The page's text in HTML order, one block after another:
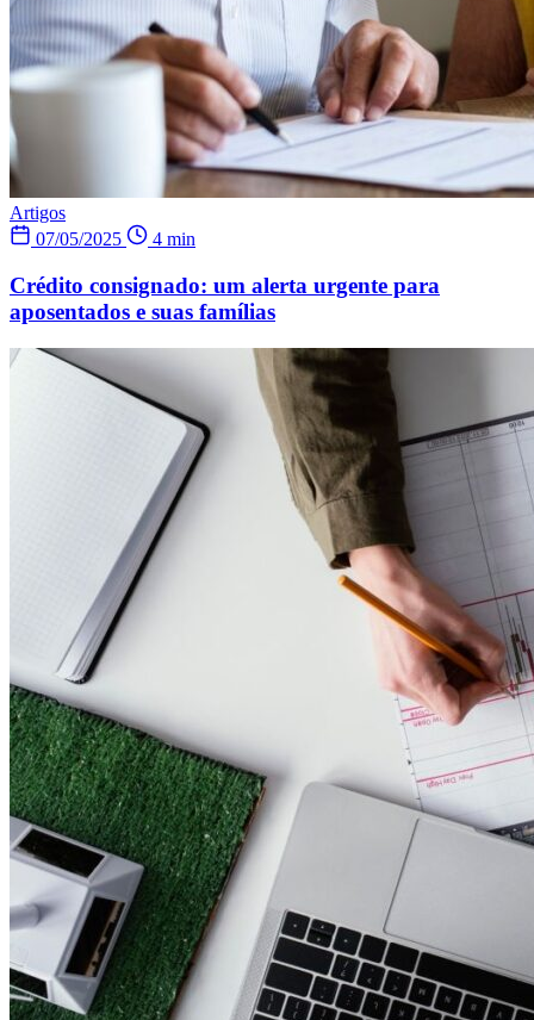
Artigos
07/05/2025
4 min
Crédito consignado: um alerta urgente para
aposentados e suas famílias